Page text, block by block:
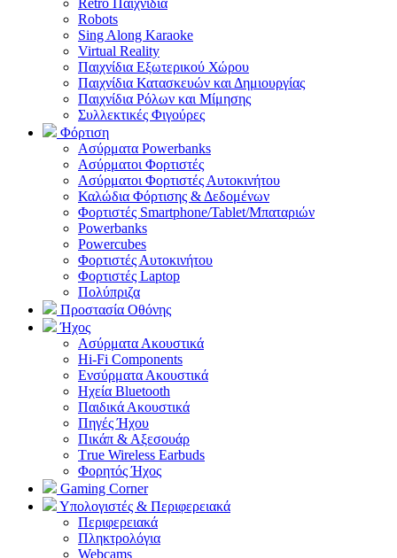
Retro Παιχνίδια
Robots
Sing Along Karaoke
Virtual Reality
Παιχνίδια Εξωτερικού Χώρου
Παιχνίδια Κατασκευών και Δημιουργίας
Παιχνίδια Ρόλων και Μίμησης
Συλλεκτικές Φιγούρες
Φόρτιση
Ασύρματα Powerbanks
Aσύρματοι Φορτιστές
Ασύρματοι Φορτιστές Αυτοκινήτου
Καλώδια Φόρτισης & Δεδομένων
Φορτιστές Smartphone/Tablet/Μπαταριών
Powerbanks
Powercubes
Φορτιστές Αυτοκινήτου
Φορτιστές Laptop
Πολύπριζα
Προστασία Οθόνης
Ήχος
Ασύρματα Ακουστικά
Hi-Fi Components
Ενσύρματα Ακουστικά
Ηχεία Bluetooth
Παιδικά Ακουστικά
Πηγές Ήχου
Πικάπ & Αξεσουάρ
Τrue Wireless Earbuds
Φορητός Ήχος
Gaming Corner
Υπολογιστές & Περιφερειακά
Περιφερειακά
Πληκτρολόγια
Webcams